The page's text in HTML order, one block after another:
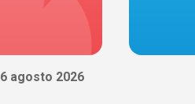
6 agosto 2026